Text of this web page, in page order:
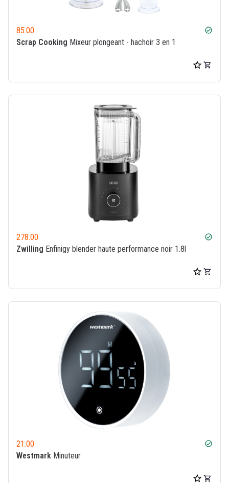
85.00 check_circle
Scrap Cooking Mixeur plongeant - hachoir 3 en 1
278.00 check_circle
Zwilling Enfinigy blender haute performance noir 1.8l
21.00 check_circle
Westmark Minuteur